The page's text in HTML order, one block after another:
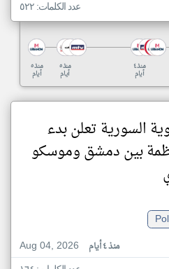
عدد الكلمات: ٥٢٢
منذ ٥
أيام
منذ ٥
أيام
منذ ٤
أيام
السورية تعلن بدء
بين دمشق وموسكو
Aug 04, 2026
منذ ٤ أيام